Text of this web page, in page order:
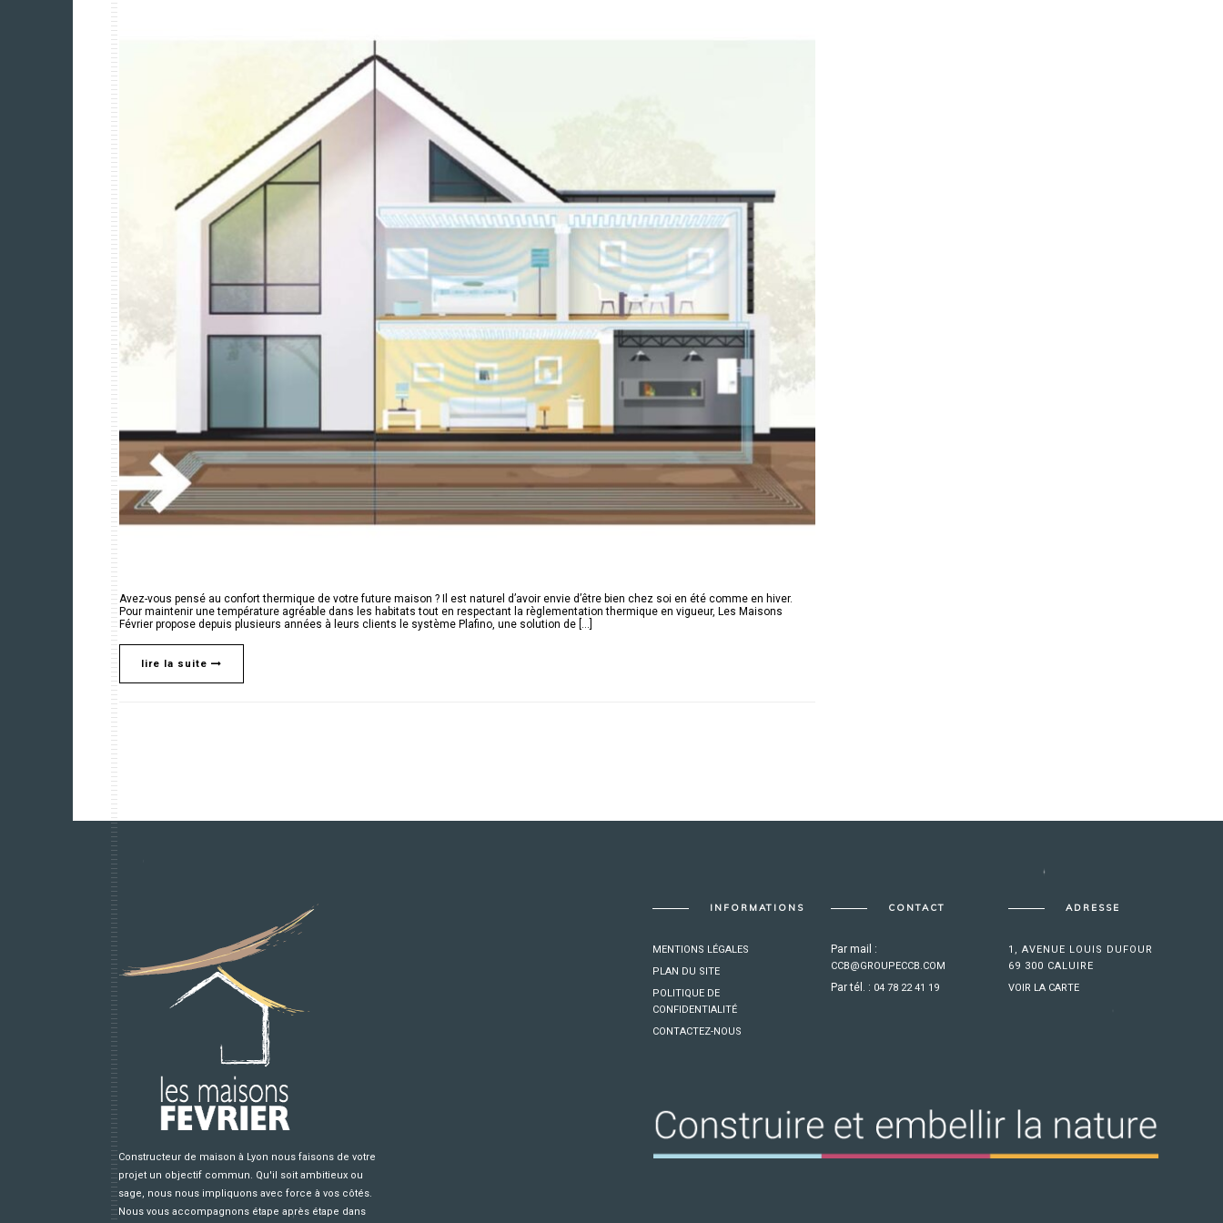
Avez-vous pensé au confort thermique de votre future maison ? Il est naturel d’avoir envie d’être bien chez soi en été comme en hiver.
Pour maintenir une température agréable dans les habitats tout en respectant la règlementation thermique en vigueur, Les Maisons
Février propose depuis plusieurs années à leurs clients le système Plafino, une solution de [...]
lire la suite
Constructeur de maison à Lyon nous faisons de votre
projet un objectif commun. Qu'il soit ambitieux ou
sage, nous nous impliquons avec force à vos côtés.
Nous vous accompagnons étape après étape dans
INFORMATIONS
MENTIONS LÉGALES
PLAN DU SITE
POLITIQUE DE
CONFIDENTIALITÉ
CONTACTEZ-NOUS
CONTACT
Par mail :
CCB@GROUPECCB.COM
Par tél. : 04 78 22 41 19
ADRESSE
1, AVENUE LOUIS DUFOUR
69 300 CALUIRE
VOIR LA CARTE